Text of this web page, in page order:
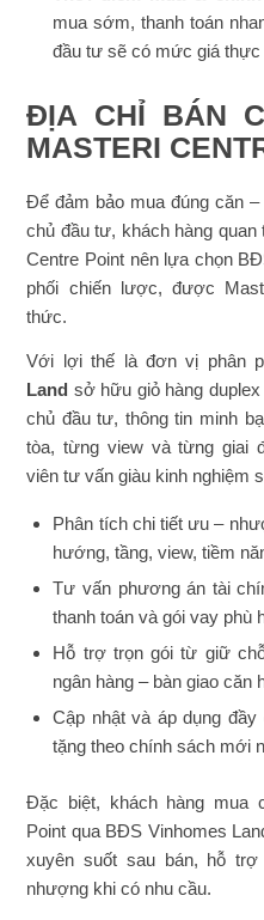
mua sớm, thanh toán
đầu tư sẽ có mức giá thực
ĐỊA CHỈ BÁN
MASTERI
Để đảm bảo mua đúng căn
chủ đầu tư, khách hàng
Centre Point nên lựa chọn
phối chiến lược, được
thức.
Với lợi thế là đơn vị phân
Land sở hữu giỏ hàng
chủ đầu tư, thông tin minh
tòa, từng view và từng giai
viên tư vấn giàu kinh nghiệm
Phân tích chi tiết ưu –
hướng, tầng, view, tiềm
Tư vấn phương án tài
thanh toán và gói vay phù
Hỗ trợ trọn gói từ giữ
ngân hàng – bàn giao căn
Cập nhật và áp dụng
tặng theo chính sách mới
Đặc biệt, khách hàng mua
Point qua BĐS Vinhomes
xuyên suốt sau bán, hỗ
nhượng khi có nhu cầu.